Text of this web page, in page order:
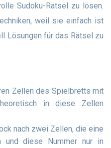
Sudoku-Rätsel zu lösen.
weil sie einfach ist
Lösungen für das Rätsel zu
Zellen des Spielbretts mit
in diese Zellen
nach zwei Zellen, die eine
und diese Nummer nur in